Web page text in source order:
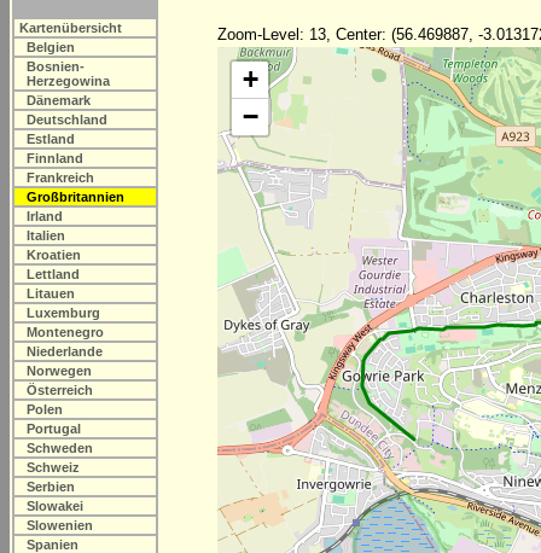
Kartenübersicht
Belgien
Bosnien-
Herzegowina
Dänemark
Deutschland
Estland
Finnland
Frankreich
Großbritannien
Irland
Italien
Kroatien
Lettland
Litauen
Luxemburg
Montenegro
Niederlande
Norwegen
Österreich
Polen
Portugal
Schweden
Schweiz
Serbien
Slowakei
Slowenien
Spanien
Zoom-Level: 13, Center: (56.469887, -
+
−